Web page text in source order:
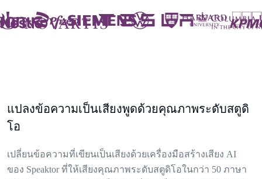
แปลงข้อความเป็นเสียงพูดด้วยคุณภาพระดับสตูดิ
โอ
เปลี่ยนข้อความที่เขียนเป็นเสียงด้วยเครื่องมือสร้างเสียง AI
ของ Speaktor ที่ให้เสียงคุณภาพระดับสตูดิโอในกว่า 50 ภาษา